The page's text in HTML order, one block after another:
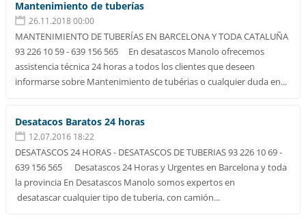
Mantenimiento de tuberías
26.11.2018 00:00
MANTENIMIENTO DE TUBERÍAS EN BARCELONA Y TODA CATALUÑA
93 226 10 59 - 639 156 565 En desatascos Manolo ofrecemos
assistencia técnica 24 horas a todos los clientes que deseen
informarse sobre Mantenimiento de tubérias o cualquier duda en...
Desatacos Baratos 24 horas
12.07.2016 18:22
DESATASCOS 24 HORAS - DESATASCOS DE TUBERIAS 93 226 10 69 -
639 156 565 Desatascos 24 Horas y Urgentes en Barcelona y toda
la provincia En Desatascos Manolo somos expertos en
desatascar cualquier tipo de tuberia, con camión...